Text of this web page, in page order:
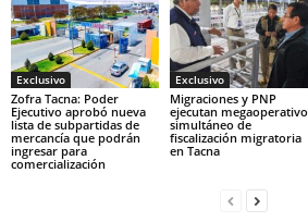
Exclusivo
Zofra Tacna: Poder
Ejecutivo aprobó nueva
lista de subpartidas de
mercancía que podrán
ingresar para
comercialización
Exclusivo
Migraciones y PNP
ejecutan megaoperativo
simultáneo de
fiscalización migratoria
en Tacna